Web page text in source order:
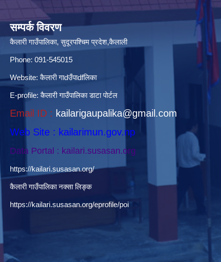
सम्पर्क विवरण
कैलारी गाउँपालिका, सुदूरपश्चिम प्रदेश,कैलाली
Phone: 091-545015
Website:कैलारी गाdउँपाdfलिका
E-profile:कैलारी गाउँपालिका डाटा पाेर्टल
Email ID : kailarigaupalika@gmail.com
Web Site : kailarimun.gov.np
Data Portal : kailari.susasan.org
https://kailari.susasan.org/
कैलारी गाउँपालिका नक्सा लिङ्क
https://kailari.susasan.org/eprofile/poi